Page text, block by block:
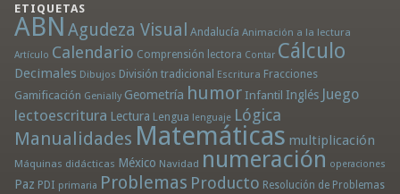
ETIQUETAS
ABN Agudeza Visual Andalucía Animación a la lectura
Artículo Calendario Comprensión lectora Contar Cálculo
Decimales Dibujos División tradicional Escritura Fracciones
Gamificación Genially Geometría humor Infantil Inglés Juego
lectoescritura Lectura Lengua lenguaje Lógica
Manualidades Matemáticas multiplicación
Máquinas didácticas México Navidad numeración operaciones
Paz PDI primaria Problemas Producto Resolución de Problemas